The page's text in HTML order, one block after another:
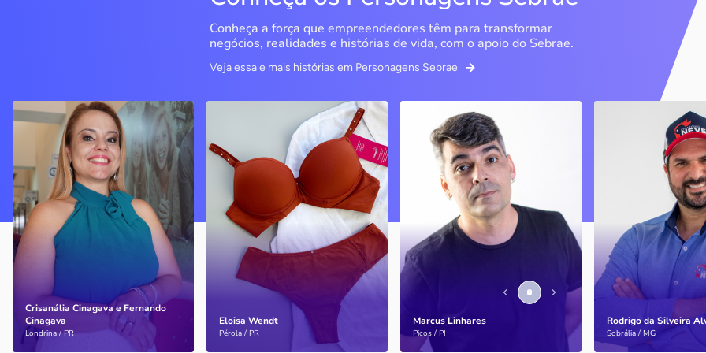
Conheça a força que empreendedores têm para transformar
negócios, realidades e histórias de vida, com o apoio do Sebrae.
Veja essa e mais histórias em Personagens Sebrae
Crisanália Cinagava e Fernando
Cinagava
Londrina / PR
QualiMedi Saúde
Londrina / PR
Crisanália Cinagava e
Fernando Cinagava abriram
clínica com atendimento de
nível particular com preço
acessível
Saiba mais
Eloisa Wendt
Pérola / PR
Miragem Moda Íntima
Pérola / PR
Com o apoio do Sebrae, a
empresa cresceu e
atualmente conta com
quatro lojas
Saiba mais
Marcus Linhares
Picos / PI
Bipp Tecnologia
Picos / PI
Marcus Linhares
transformou a tese do
doutorado em negócio
Saiba mais
Rodrigo da Silveira
Sobrália / MG
Criatório
Sobrália / MG
Saiba mais